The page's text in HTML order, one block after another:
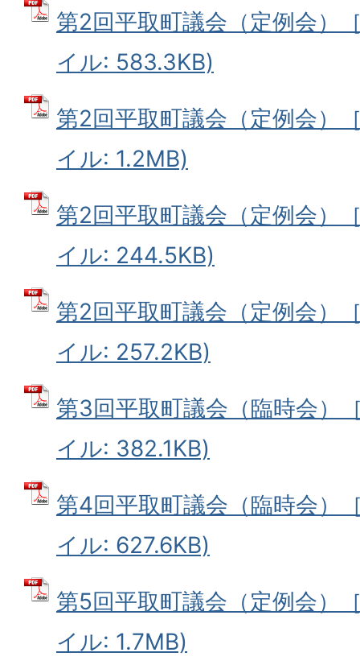
第2回平取町議会（定例会）
イル: 583.3KB)
第2回平取町議会（定例会）
イル: 1.2MB)
第2回平取町議会（定例会）
イル: 244.5KB)
第2回平取町議会（定例会）
イル: 257.2KB)
第3回平取町議会（臨時会）
イル: 382.1KB)
第4回平取町議会（臨時会）
イル: 627.6KB)
第5回平取町議会（定例会）
イル: 1.7MB)